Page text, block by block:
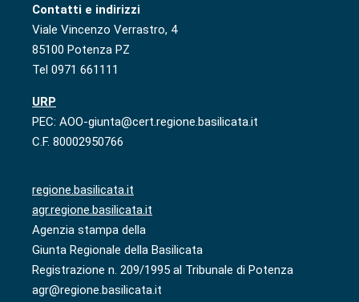
Contatti e indirizzi
Viale Vincenzo Verrastro, 4
85100 Potenza PZ
Tel 0971 661111
URP
PEC: AOO-giunta@cert.regione.basilicata.it
C.F. 80002950766
regione.basilicata.it
agr.regione.basilicata.it
Agenzia stampa della
Giunta Regionale della Basilicata
Registrazione n. 209/1995 al Tribunale di Potenza
agr@regione.basilicata.it